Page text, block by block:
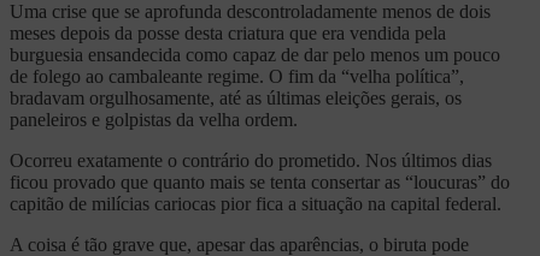
Uma crise que se aprofunda descontroladamente menos de dois
meses depois da posse desta criatura que era vendida pela
burguesia ensandecida como capaz de dar pelo menos um pouco
de folego ao cambaleante regime. O fim da “velha política”,
bradavam orgulhosamente, até as últimas eleições gerais, os
paneleiros e golpistas da velha ordem.
Ocorreu exatamente o contrário do prometido. Nos últimos dias
ficou provado que quanto mais se tenta consertar as “loucuras” do
capitão de milícias cariocas pior fica a situação na capital federal.
A coisa é tão grave que, apesar das aparências, o biruta pode